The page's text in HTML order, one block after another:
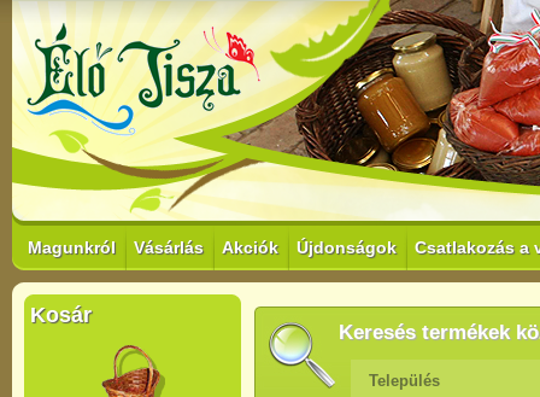
Magunkról Vásárlás Akciók Újdonságok Csatlakozás a
Kosár
Keresés termékek
Település